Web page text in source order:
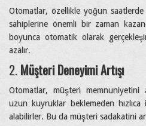
Otomatlar, özellikle yoğun
sahiplerine önemli bir zaman
boyunca otomatik olarak
azalır.
2. Müşteri Deneyimi Artışı
Otomatlar, müşteri memnuniyetini
uzun kuyruklar beklemeden
alabilirler. Bu da müşteri sadakatini